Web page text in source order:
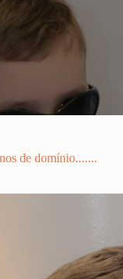
de domínio.......